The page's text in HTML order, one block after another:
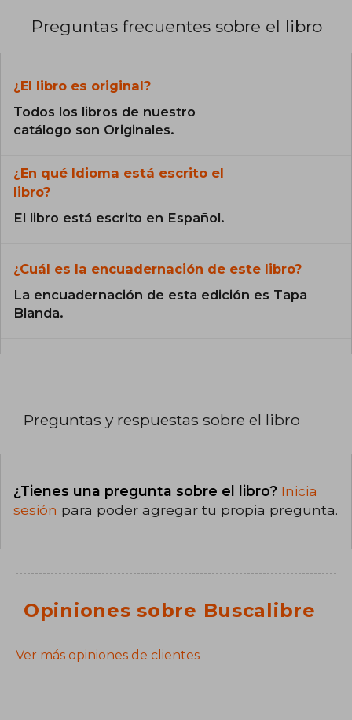
Preguntas frecuentes sobre el libro
¿El libro es original?
Todos los libros de nuestro
catálogo son Originales.
¿En qué Idioma está escrito el
libro?
El libro está escrito en Español.
¿Cuál es la encuadernación de este libro?
La encuadernación de esta edición es Tapa
Blanda.
Preguntas y respuestas sobre el libro
¿Tienes una pregunta sobre el libro? Inicia
sesión para poder agregar tu propia pregunta.
Opiniones sobre Buscalibre
Ver más opiniones de clientes